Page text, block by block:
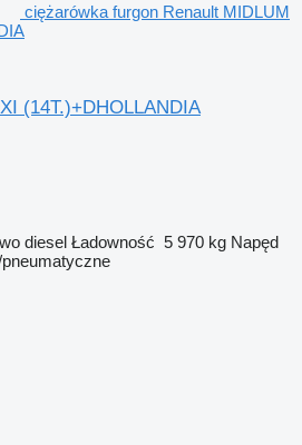
ciężarówka furgon Renault MIDLUM
(14T.)+DHOLLANDIA
diesel Ładowność 5 970 kg Napęd